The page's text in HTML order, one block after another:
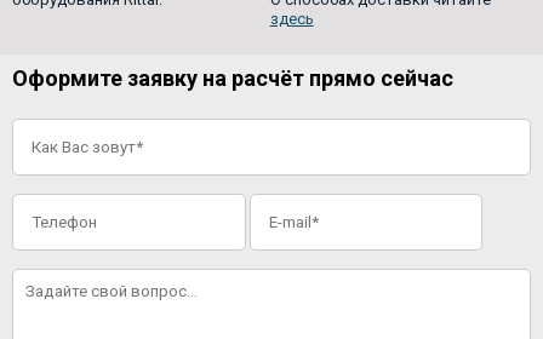
здесь
Оформите заявку на расчёт прямо сейчас